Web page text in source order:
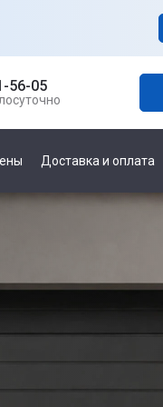
56-05
Доставка и оплата